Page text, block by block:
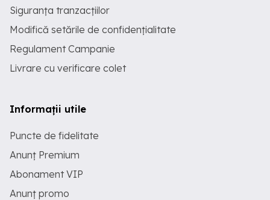
Siguranța tranzacțiilor
Modifică setările de confidențialitate
Regulament Campanie
Livrare cu verificare colet
Informații utile
Puncte de fidelitate
Anunț Premium
Abonament VIP
Anunț promo